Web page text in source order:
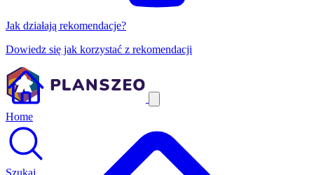
Jak działają rekomendacje?
Dowiedz się jak korzystać z rekomendacji
Home
Szukaj